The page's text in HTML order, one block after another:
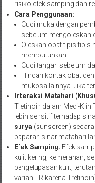
risiko efek samping dan
Cara Penggunaan:
Cuci muka dengan
sebelum mengoleskan
Oleskan obat tipis-tipis
membutuhkan.
Cuci tangan sebelum
Hindari kontak obat
mukosa lainnya. Jika
Interaksi Matahari
Tretinoin dalam Medi-Klin
lebih sensitif terhadap
surya (sunscreen)
paparan sinar matahari
Efek Samping: Efek
kulit kering, kemerahan,
pengelupasan kulit,
varian TR karena